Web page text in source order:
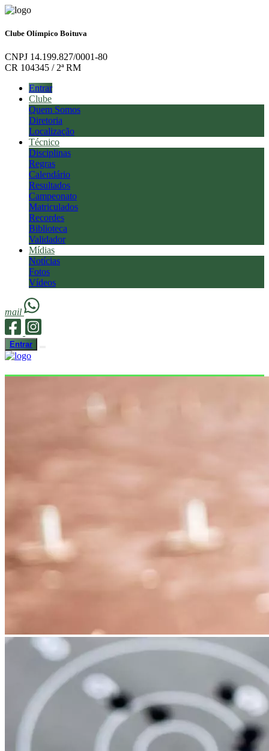
Clube Olímpico Boituva
CNPJ 14.199.827/0001-80
CR 104345 / 2ª RM
Entrar
Clube
Quem Somos
Diretoria
Localização
Técnico
Disciplinas
Regras
Calendário
Resultados
Campeonato
Matriculados
Recordes
Biblioteca
Validador
Mídias
Notícias
Fotos
Vídeos
mail
Entrar